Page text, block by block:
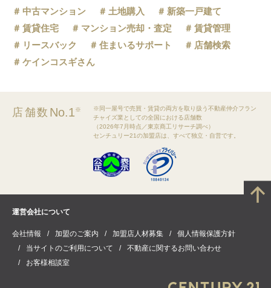
中古マンション
土地購入
新築一戸建て
賃貸住宅
マンション売却・査定
賃貸管理
リースバック
住まいるサポート
店舗検索
ケインコスギさん
店舗数 No.1※
※同一屋号で売買・賃貸の両方を取り扱う不動産仲介フラン
チャイズ業としての全国における店舗数
（2026年7月時点／東京商工リサーチ調べ）
センチュリー21の加盟店は、すべて独立・自営です。
運営会社について
会社情報 加盟のご案内 加盟店人材募集
個人情報保護方針
当サイトのご利用について
不動産に関するお問い合わせ
お客様相談室